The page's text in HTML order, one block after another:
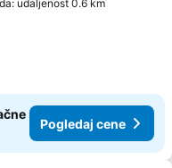
udaljenost 0.6 km
Pogledaj cene